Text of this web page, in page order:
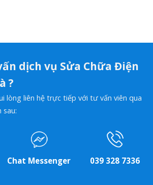
dịch vụ Sửa Chữa Điện
?
lòng liên hệ trực tiếp với tư vấn viên qua
sau:
Chat Messenger 039 328 7336